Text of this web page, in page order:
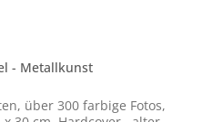
- Metallkunst